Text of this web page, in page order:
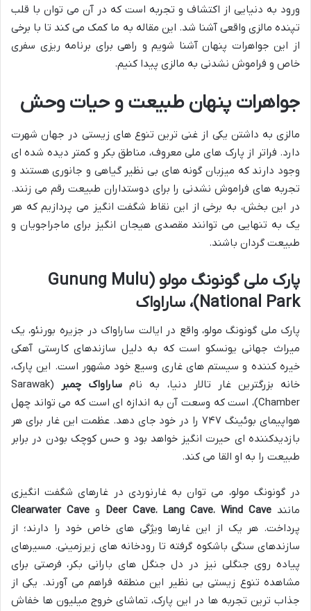
ورود به دنیایی از اکتشاف و تجربه است که در آن می توان با قلب
تپنده مالزی واقعی آشنا شد. این مقاله به ما کمک می کند تا با برخی
از این جواهرات پنهان آشنا شویم و راهی برای برنامه ریزی سفری
خاص و فراموش نشدنی به مالزی پیدا کنیم.
جواهرات پنهان طبیعت و حیات وحش
مالزی به داشتن یکی از غنی ترین تنوع های زیستی در جهان شهرت
دارد. فراتر از پارک های ملی معروف، مناطق بکر و کمتر دیده شده ای
وجود دارند که میزبان گونه های بی نظیر گیاهی و جانوری هستند و
تجربه های فراموش نشدنی را برای دوستداران طبیعت رقم می زنند.
در این بخش، به برخی از این نقاط شگفت انگیز می پردازیم که هر
یک به تنهایی می توانند مقصدی هیجان انگیز برای ماجراجویان و
طبیعت گردان باشند.
پارک ملی گونونگ مولو (Gunung Mulu
National Park)، ساراواک
پارک ملی گونونگ مولو، واقع در ایالت ساراواک در جزیره بورنئو، یک
میراث جهانی یونسکو است که به دلیل سازندهای کارستی آهکی
خیره کننده و سیستم های غاری وسیع خود مشهور است. این پارک،
خانه بزرگترین غار تالار دنیا، به نام ساراواک چمبر
(Sarawak
Chamber)، است که وسعت آن به اندازه ای است که می تواند چهل
هواپیمای بوئینگ ۷۴۷ را در خود جای دهد. عظمت این غار برای هر
بازدیدکننده ای حیرت انگیز خواهد بود و حس کوچک بودن در برابر
طبیعت را به او القا می کند.
در گونونگ مولو، می توان به غارنوردی در غارهای شگفت انگیزی
مانند
Deer Cave، Lang Cave،Wind Cave وClearwater Cave
پرداخت. هر یک از این غارها ویژگی های خاص خود را دارند؛ از
سازندهای سنگی باشکوه گرفته تا رودخانه های زیرزمینی. مسیرهای
پیاده روی جنگلی نیز در دل جنگل های بارانی بکر، فرصتی برای
مشاهده تنوع زیستی بی نظیر این منطقه فراهم می آورند. یکی از
جذاب ترین تجربه ها در این پارک، تماشای خروج میلیون ها خفاش